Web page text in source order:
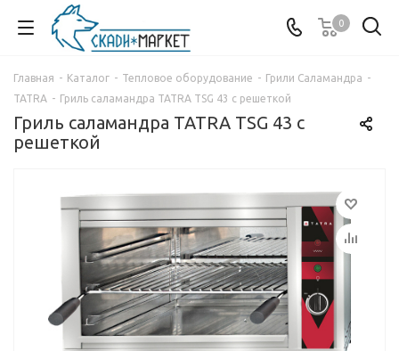
0
Главная - Каталог - Тепловое оборудование - Грили Саламандра -
TATRA - Гриль саламандра TATRA TSG 43 с решеткой
Гриль саламандра TATRA TSG 43 с
решеткой